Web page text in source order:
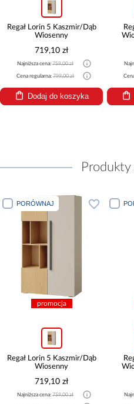
Regał Soreno 58 Dąb
Wiosenny/Macadamia
602,10 zł
Najniższa cena:669,00 zł
Cena regularna:669,00 zł
Dodaj do koszyka
Produkty
PORÓWNAJ
promocja
Regał Soreno 58 Dąb
Wiosenny/Macadamia
602,10 zł
Najniższa cena:669,00 zł